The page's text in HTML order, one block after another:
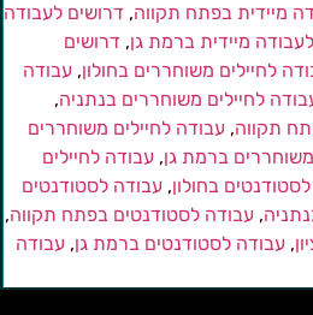
מיידית בפתח תקווה,דרושים לעבודה
מיידית ברמת גן,דרושים
לחיילים משוחררים בחולון,עבודה
לחיילים משוחררים בנתניה,
תקווה,עבודה לחיילים משוחררים
ברמת גן,עבודה לחיילים
בחולון,עבודה לסטודנטים
,עבודה לסטודנטים בפתח תקווה,
,עבודה לסטודנטים ברמת גן,עבודה